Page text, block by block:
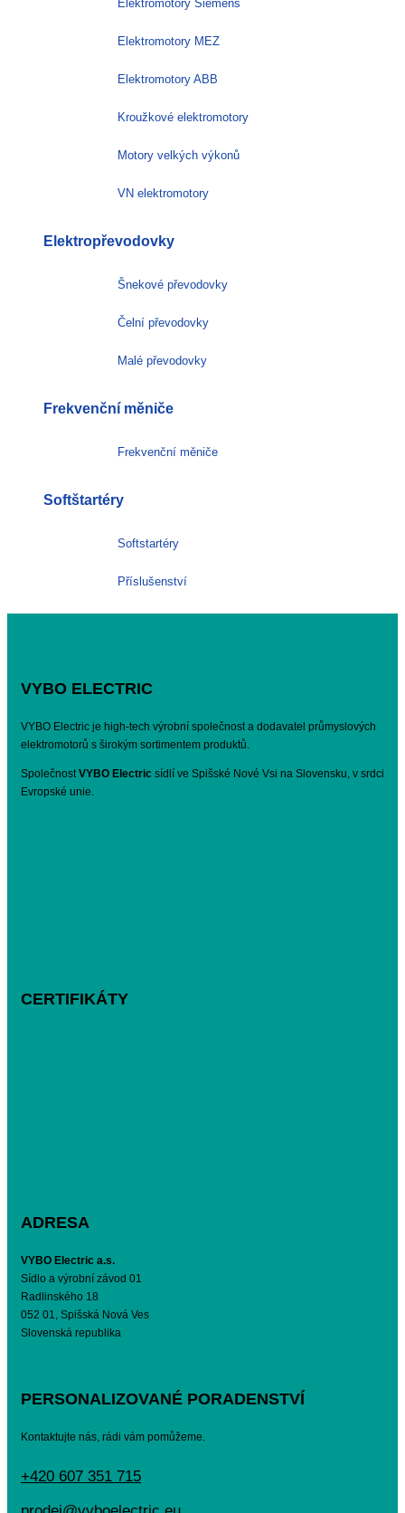
Elektromotory Siemens
Elektromotory MEZ
Elektromotory ABB
Kroužkové elektromotory
Motory velkých výkonů
VN elektromotory
Elektropřevodovky
Šnekové převodovky
Čelní převodovky
Malé převodovky
Frekvenční měniče
Frekvenční měniče
Softštartéry
Softstartéry
Příslušenství
VYBO ELECTRIC
VYBO Electric je high-tech výrobní společnost a dodavatel průmyslových
elektromotorů s širokým sortimentem produktů.
SpolečnostVYBO Electric sídlí ve Spišské Nové Vsi na Slovensku, v srdci
Evropské unie.
CERTIFIKÁTY
ADRESA
VYBO Electric a.s.
Sídlo a výrobní závod 01
Radlinského 18
052 01, Spišská Nová Ves
Slovenská republika
PERSONALIZOVANÉ PORADENSTVÍ
Kontaktujte nás, rádi vám pomůžeme.
+420 607 351 715